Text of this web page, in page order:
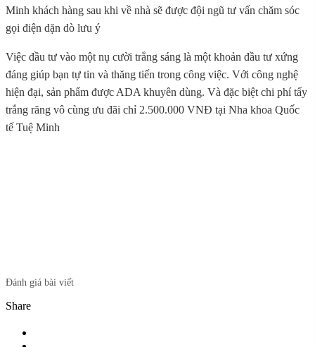
Minh khách hàng sau khi về nhà sẽ được đội ngũ tư vấn chăm sóc
gọi điện dặn dò lưu ý
Việc đầu tư vào một nụ cười trắng sáng là một khoản đầu tư xứng
đáng giúp bạn tự tin và thăng tiến trong công việc. Với công nghệ
hiện đại, sản phẩm được ADA khuyên dùng. Và đặc biệt chi phí tẩy
trắng răng vô cùng ưu đãi chỉ 2.500.000 VNĐ tại Nha khoa Quốc
tế Tuệ Minh
Đánh giá bài viết
Share